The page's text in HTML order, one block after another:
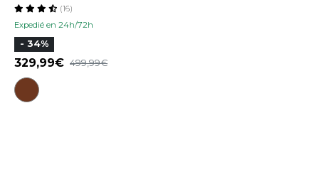
Expedié en 24h/72h
(16)
- 34%
329,99 499,99